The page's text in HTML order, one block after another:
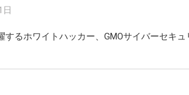
するホワイトハッカー、GMOサイバーセキュ